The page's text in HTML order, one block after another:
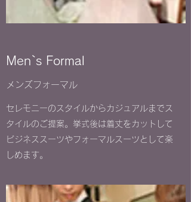
​Men`s Formal
​メンズフォーマル
セレモニーのスタイルからカジュアルまでス
タイルのご提案。挙式後は着丈をカットして
ビジネススーツやフォーマルスーツとして楽
しめます。